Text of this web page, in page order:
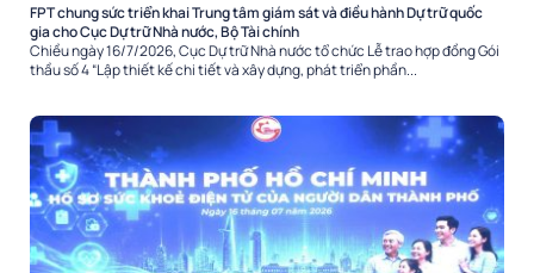
FPT chung sức triển khai Trung tâm giám sát và điều hành Dự trữ quốc
gia cho Cục Dự trữ Nhà nước, Bộ Tài chính
Chiều ngày 16/7/2026, Cục Dự trữ Nhà nước tổ chức Lễ trao hợp đồng Gói
thầu số 4 “Lập thiết kế chi tiết và xây dựng, phát triển phần...